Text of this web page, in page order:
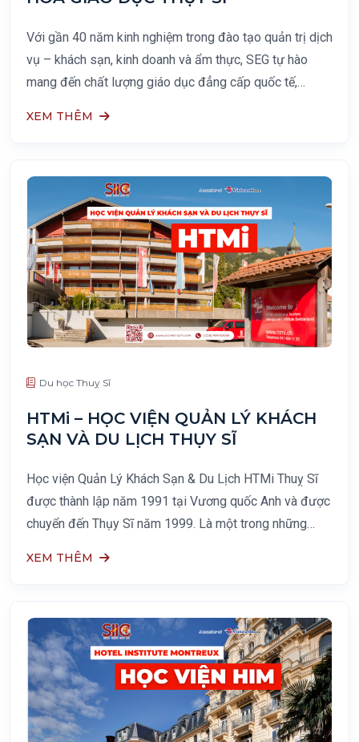
Với gần 40 năm kinh nghiệm trong đào tạo quản trị dịch
vụ – khách sạn, kinh doanh và ẩm thực, SEG tự hào
mang đến chất lượng giáo dục đẳng cấp quốc tế,
XEM THÊM
Du học Thuỵ Sĩ
HTMi – HỌC VIỆN QUẢN LÝ KHÁCH
SẠN VÀ DU LỊCH THỤY SĨ
Học viện Quản Lý Khách Sạn & Du Lịch HTMi Thuỵ Sĩ
được thành lập năm 1991 tại Vương quốc Anh và được
chuyển đến Thụy Sĩ năm 1999. Là một trong những
XEM THÊM